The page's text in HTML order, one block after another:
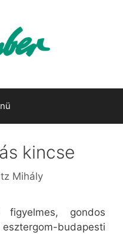
kincse
Mihály
gondos
budapesti